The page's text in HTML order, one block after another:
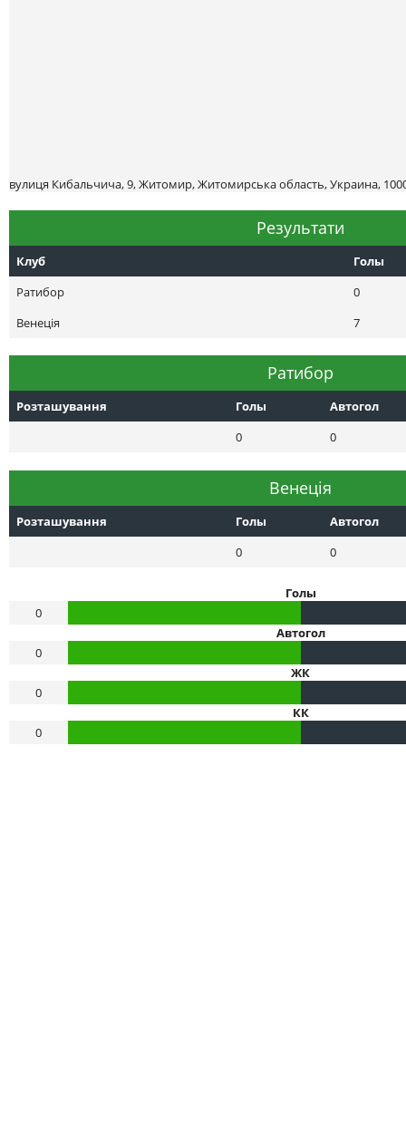
вулиця Кибальчича, 9, Житомир, Житомирська область, Украина,
Результати
Клуб
Голы
Ратибор
0
Венеція
7
Ратибор
Розташування Голы
Автогол
0
0
Венеція
Розташування Голы
Автогол
0
0
Голы
0
Автогол
0
ЖК
0
КК
0